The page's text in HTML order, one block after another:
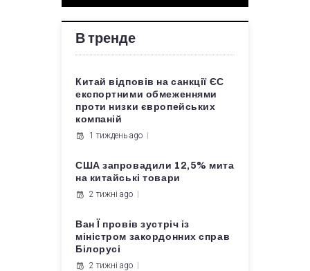
В тренде
Китай відповів на санкції ЄС
експортними обмеженнями
проти низки європейських
компаній
1 тиждень ago
США запровадили 12,5% мита
на китайські товари
2 тижні ago
Ван Ї провів зустріч із
міністром закордонних справ
Білорусі
2 тижні ago